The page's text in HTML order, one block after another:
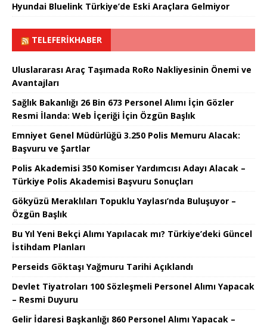
Hyundai Bluelink Türkiye’de Eski Araçlara Gelmiyor
TELEFERIKHABER
Uluslararası Araç Taşımada RoRo Nakliyesinin Önemi ve
Avantajları
Sağlık Bakanlığı 26 Bin 673 Personel Alımı İçin Gözler
Resmi İlanda: Web İçeriği İçin Özgün Başlık
Emniyet Genel Müdürlüğü 3.250 Polis Memuru Alacak:
Başvuru ve Şartlar
Polis Akademisi 350 Komiser Yardımcısı Adayı Alacak –
Türkiye Polis Akademisi Başvuru Sonuçları
Gökyüzü Meraklıları Topuklu Yaylası’nda Buluşuyor –
Özgün Başlık
Bu Yıl Yeni Bekçi Alımı Yapılacak mı? Türkiye’deki Güncel
İstihdam Planları
Perseids Göktaşı Yağmuru Tarihi Açıklandı
Devlet Tiyatroları 100 Sözleşmeli Personel Alımı Yapacak
– Resmi Duyuru
Gelir İdaresi Başkanlığı 860 Personel Alımı Yapacak –